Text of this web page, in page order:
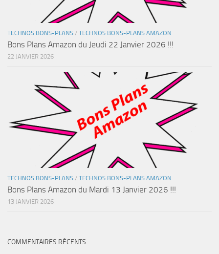
TECHNOS BONS-PLANS / TECHNOS BONS-PLANS AMAZON
Bons Plans Amazon du Jeudi 22 Janvier 2026 !!!
22 JANVIER 2026
TECHNOS BONS-PLANS / TECHNOS BONS-PLANS AMAZON
Bons Plans Amazon du Mardi 13 Janvier 2026 !!!
13 JANVIER 2026
COMMENTAIRES RÉCENTS